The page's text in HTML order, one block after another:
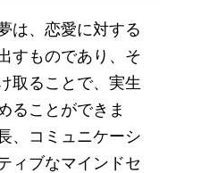
は、恋愛に対する
すものであり、そ
取ることで、実生
ることができま
、コミュニケーシ
ィブなマインドセ